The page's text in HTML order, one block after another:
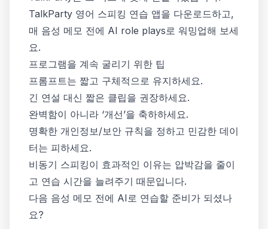
TalkParty 영어 스피킹 연습 앱을 다운로드하고,
매 음성 메모 전에 AI role plays로 워밍업해 보세
요.
프로그램을 계속 굴리기 위한 팁
프롬프트는 짧고 구체적으로 유지하세요.
긴 연설 대신 짧은 클립을 권장하세요.
완벽함이 아니라 ‘개선’을 축하하세요.
명확한 개인정보/보안 규칙을 정하고 민감한 데이
터는 피하세요.
비동기 스피킹이 효과적인 이유는 압박감을 줄이
고 연습 시간을 늘려주기 때문입니다.
다음 음성 메모 전에 AI로 연습할 준비가 되셨나
요?